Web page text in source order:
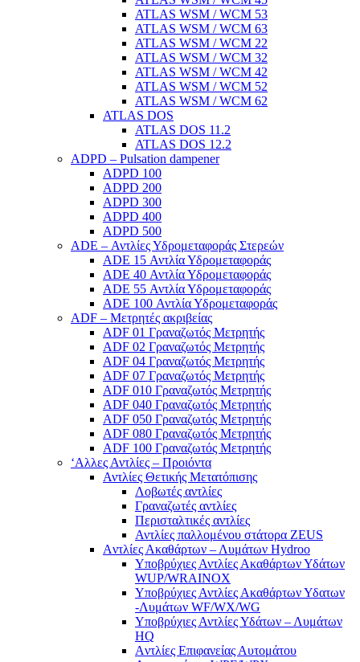
ATLAS WSM / WCM 53
ATLAS WSM / WCM 63
ATLAS WSM / WCM 22
ATLAS WSM / WCM 32
ATLAS WSM / WCM 42
ATLAS WSM / WCM 52
ATLAS WSM / WCM 62
ATLAS DOS
ATLAS DOS 11.2
ATLAS DOS 12.2
ADPD – Pulsation dampener
ADPD 100
ADPD 200
ADPD 300
ADPD 400
ADPD 500
ADE – Αντλίες Υδρομεταφοράς Στερεών
ADE 15 Αντλία Υδρομεταφοράς
ADE 40 Αντλία Υδρομεταφοράς
ADE 55 Αντλία Υδρομεταφοράς
ADE 100 Αντλία Υδρομεταφοράς
ADF – Μετρητές ακριβείας
ADF 01 Γραναζωτός Μετρητής
ADF 02 Γραναζωτός Μετρητής
ADF 04 Γραναζωτός Μετρητής
ADF 07 Γραναζωτός Μετρητής
ADF 010 Γραναζωτός Μετρητής
ADF 040 Γραναζωτός Μετρητής
ADF 050 Γραναζωτός Μετρητής
ADF 080 Γραναζωτός Μετρητής
ADF 100 Γραναζωτός Μετρητής
‘Αλλες Αντλίες – Προιόντα
Αντλίες Θετικής Μετατόπισης
Λοβωτές αντλίες
Γραναζωτές αντλίες
Περισταλτικές αντλίες
Αντλίες παλλομένου στάτορα ZEUS
Aντλίες Ακαθάρτων – Λυμάτων Hydroo
Υποβρύχιες Αντλίες Ακαθάρτων Υδάτων
WUP/WRAINOX
Υποβρύχιες Αντλίες Ακαθάρτων Υδατων
-Λυμάτων WF/WX/WG
Yποβρύχιες Αντλίες Υδάτων – Λυμάτων
ΗQ
Aντλίες Επιφανείας Αυτομάτου